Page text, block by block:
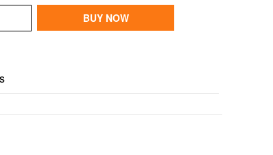
BUY NOW